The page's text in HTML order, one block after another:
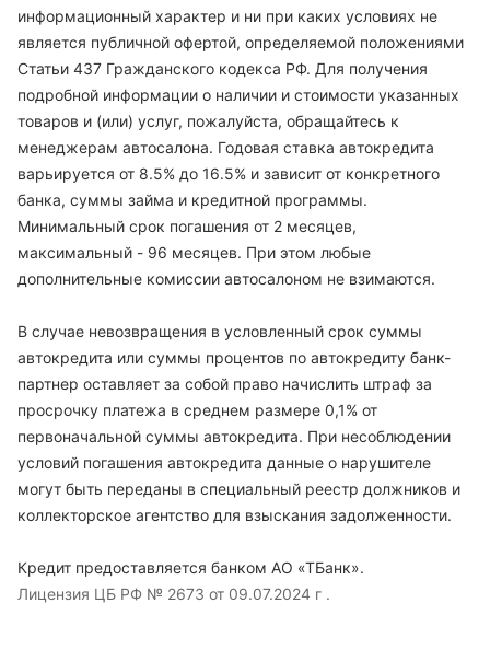
информационный характер и ни при каких условиях не
является публичной офертой, определяемой положениями
Статьи 437 Гражданского кодекса РФ. Для получения
подробной информации о наличии и стоимости указанных
товаров и (или) услуг, пожалуйста, обращайтесь к
менеджерам автосалона. Годовая ставка автокредита
варьируется от 8.5% до 16.5% и зависит от конкретного
банка, суммы займа и кредитной программы.
Минимальный срок погашения от 2 месяцев,
максимальный - 96 месяцев. При этом любые
дополнительные комиссии автосалоном не взимаются.
В случае невозвращения в условленный срок суммы
автокредита или суммы процентов по автокредиту банк-
партнер оставляет за собой право начислить штраф за
просрочку платежа в среднем размере 0,1% от
первоначальной суммы автокредита. При несоблюдении
условий погашения автокредита данные о нарушителе
могут быть переданы в специальный реестр должников и
коллекторское агентство для взыскания задолженности.
Кредит предоставляется банком АО «ТБанк».
Лицензия ЦБ РФ № 2673 от 09.07.2024 г .